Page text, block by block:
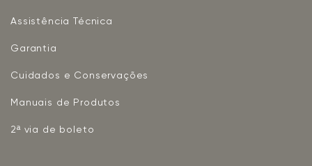
Assistência Técnica
Garantia
Cuidados e Conservações
Manuais de Produtos
2ª via de boleto